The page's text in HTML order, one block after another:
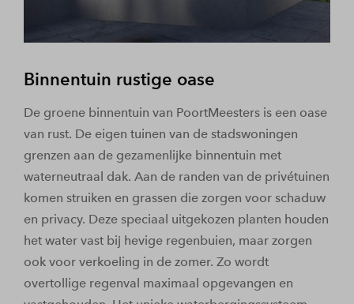
Binnentuin rustige oase
De groene binnentuin van PoortMeesters is een oase
van rust. De eigen tuinen van de stadswoningen
grenzen aan de gezamenlijke binnentuin met
waterneutraal dak. Aan de randen van de privétuinen
komen struiken en grassen die zorgen voor schaduw
en privacy. Deze speciaal uitgekozen planten houden
het water vast bij hevige regenbuien, maar zorgen
ook voor verkoeling in de zomer. Zo wordt
overtollige regenval maximaal opgevangen en